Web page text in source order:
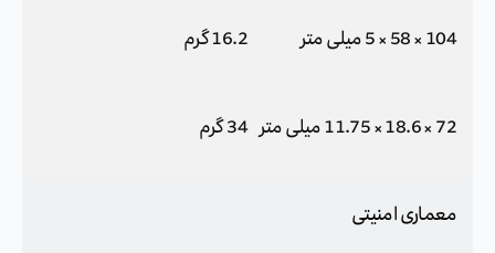
104 × 58 × 5 میلی متر 16.2 گرم
72 × 18.6 × 11.75 میلی متر 34 گرم
معماری امنیتی